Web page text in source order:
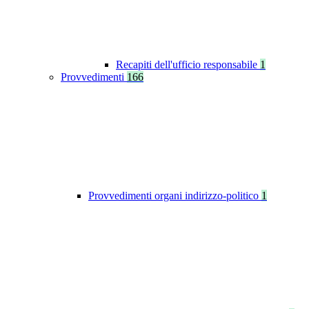
Recapiti dell'ufficio responsabile 1
Provvedimenti 166
Provvedimenti organi indirizzo-politico 1